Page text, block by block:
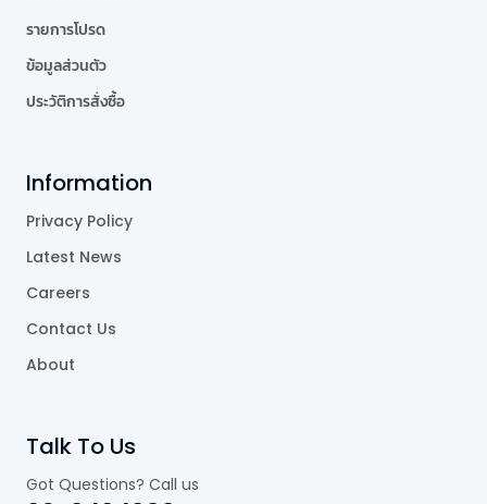
รายการโปรด
ข้อมูลส่วนตัว
ประวัติการสั่งซื้อ
Information
Privacy Policy
Latest News
Careers
Contact Us
About
Talk To Us
Got Questions? Call us